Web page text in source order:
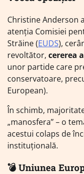
Christine Anderson
atenția Comisiei
Străine (EUDS),
revoltător, cererea
unor partide care
conservatoare,
European).
În schimb,
„manosfera” – o
acestui colaps de
instituțională.
💣 Uniunea